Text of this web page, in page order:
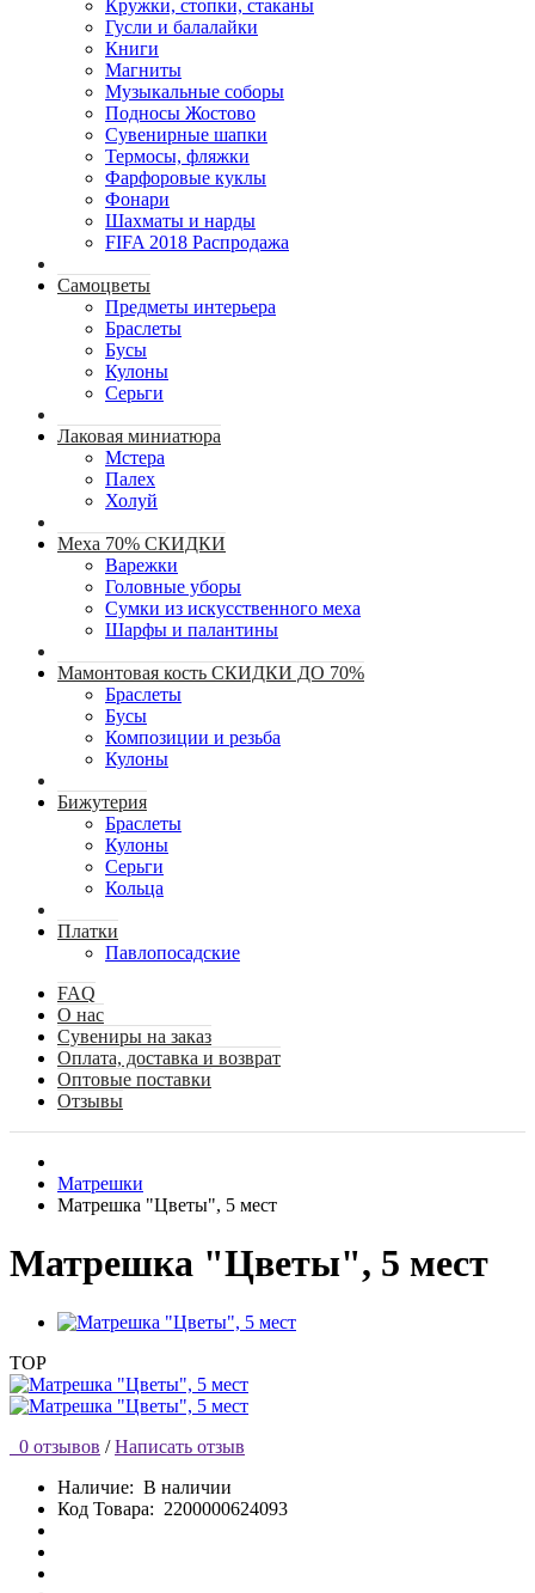
Кружки, стопки, стаканы
Гусли и балалайки
Книги
Магниты
Музыкальные соборы
Подносы Жостово
Сувенирные шапки
Термосы, фляжки
Фарфоровые куклы
Фонари
Шахматы и нарды
FIFA 2018 Распродажа
Самоцветы
Предметы интерьера
Браслеты
Бусы
Кулоны
Серьги
Лаковая миниатюра
Мстера
Палех
Холуй
Меха 70% СКИДКИ
Варежки
Головные уборы
Сумки из искусственного меха
Шарфы и палантины
Мамонтовая кость СКИДКИ ДО 70%
Браслеты
Бусы
Композиции и резьба
Кулоны
Бижутерия
Браслеты
Кулоны
Серьги
Кольца
Платки
Павлопосадские
FAQ
О нас
Сувениры на заказ
Оплата, доставка и возврат
Оптовые поставки
Отзывы
Матрешки
Матрешка "Цветы", 5 мест
Матрешка "Цветы", 5 мест
TOP
0 отзывов / Написать отзыв
Наличие: В наличии
Код Товара: 2200000624093